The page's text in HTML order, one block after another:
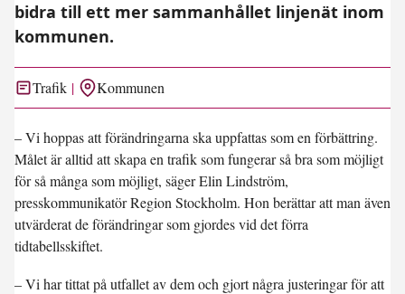
bidra till ett mer sammanhållet linjenät inom
kommunen.
Trafik Kommunen
– Vi hoppas att förändringarna ska uppfattas som en förbättring.
Målet är alltid att skapa en trafik som fungerar så bra som möjligt
för så många som möjligt, säger Elin Lindström,
presskommunikatör Region Stockholm. Hon berättar att man även
utvärderat de förändringar som gjordes vid det förra
tidtabellsskiftet.
– Vi har tittat på utfallet av dem och gjort några justeringar för att